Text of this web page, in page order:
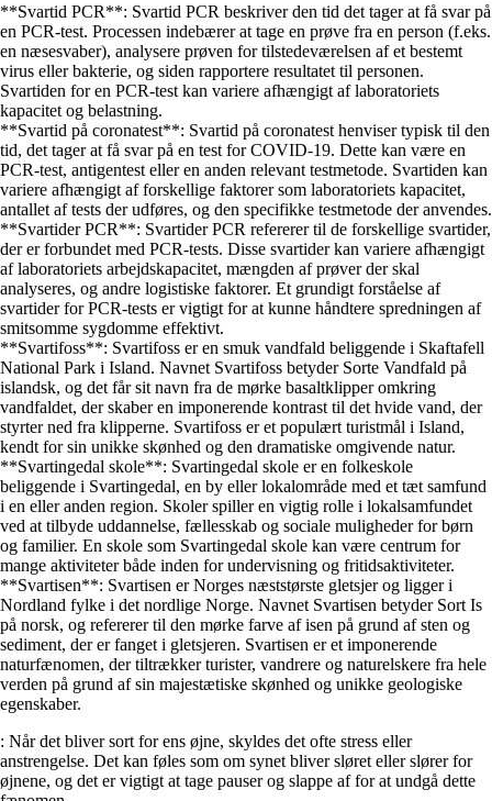
**Svartid PCR**: Svartid PCR beskriver den tid det tager at få svar på
en PCR-test. Processen indebærer at tage en prøve fra en person (f.eks.
en næsesvaber), analysere prøven for tilstedeværelsen af et bestemt
virus eller bakterie, og siden rapportere resultatet til personen.
Svartiden for en PCR-test kan variere afhængigt af laboratoriets
kapacitet og belastning.
**Svartid på coronatest**: Svartid på coronatest henviser typisk til den
tid, det tager at få svar på en test for COVID-19. Dette kan være en
PCR-test, antigentest eller en anden relevant testmetode. Svartiden kan
variere afhængigt af forskellige faktorer som laboratoriets kapacitet,
antallet af tests der udføres, og den specifikke testmetode der anvendes.
**Svartider PCR**: Svartider PCR refererer til de forskellige svartider,
der er forbundet med PCR-tests. Disse svartider kan variere afhængigt
af laboratoriets arbejdskapacitet, mængden af prøver der skal
analyseres, og andre logistiske faktorer. Et grundigt forståelse af
svartider for PCR-tests er vigtigt for at kunne håndtere spredningen af
smitsomme sygdomme effektivt.
**Svartifoss**: Svartifoss er en smuk vandfald beliggende i Skaftafell
National Park i Island. Navnet Svartifoss betyder Sorte Vandfald på
islandsk, og det får sit navn fra de mørke basaltklipper omkring
vandfaldet, der skaber en imponerende kontrast til det hvide vand, der
styrter ned fra klipperne. Svartifoss er et populært turistmål i Island,
kendt for sin unikke skønhed og den dramatiske omgivende natur.
**Svartingedal skole**: Svartingedal skole er en folkeskole
beliggende i Svartingedal, en by eller lokalområde med et tæt samfund
i en eller anden region. Skoler spiller en vigtig rolle i lokalsamfundet
ved at tilbyde uddannelse, fællesskab og sociale muligheder for børn
og familier. En skole som Svartingedal skole kan være centrum for
mange aktiviteter både inden for undervisning og fritidsaktiviteter.
**Svartisen**: Svartisen er Norges næststørste gletsjer og ligger i
Nordland fylke i det nordlige Norge. Navnet Svartisen betyder Sort Is
på norsk, og refererer til den mørke farve af isen på grund af sten og
sediment, der er fanget i gletsjeren. Svartisen er et imponerende
naturfænomen, der tiltrækker turister, vandrere og naturelskere fra hele
verden på grund af sin majestætiske skønhed og unikke geologiske
egenskaber.
: Når det bliver sort for ens øjne, skyldes det ofte stress eller
anstrengelse. Det kan føles som om synet bliver sløret eller slører for
øjnene, og det er vigtigt at tage pauser og slappe af for at undgå dette